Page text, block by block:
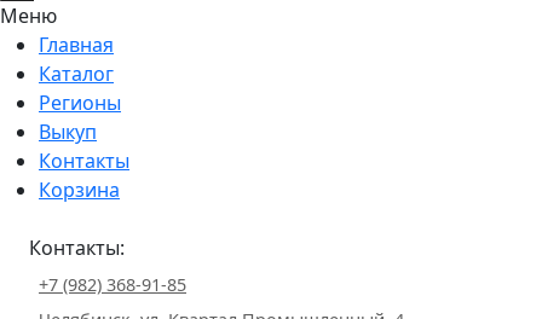
Меню
Главная
Каталог
Регионы
Выкуп
Контакты
Корзина
Контакты:
+7 (982) 368-91-85